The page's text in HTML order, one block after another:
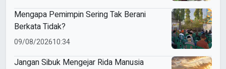
Mengapa Pemimpin Sering Tak Berani
Berkata Tidak?
09/08/202610:34
Jangan Sibuk Mengejar Rida Manusia